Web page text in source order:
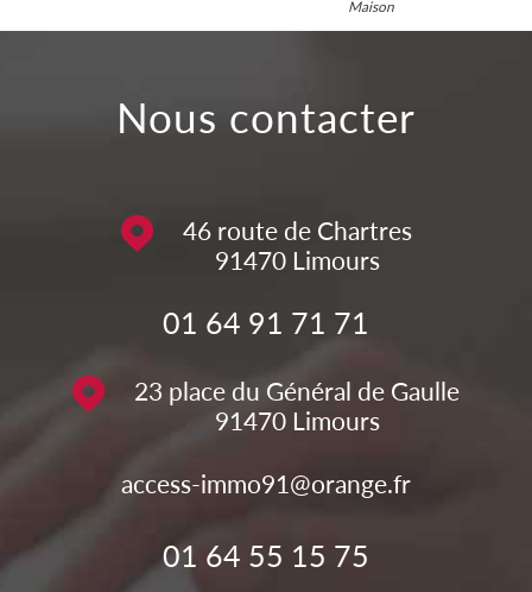
nous contacter
46 route de Chartres
91470 Limours
01 64 91 71 71
23 place du Général de Gaulle
91470 Limours
access-immo91@orange.fr
01 64 55 15 75